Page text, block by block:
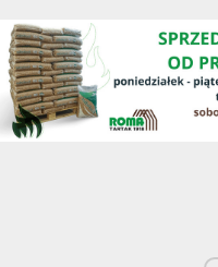
MENU